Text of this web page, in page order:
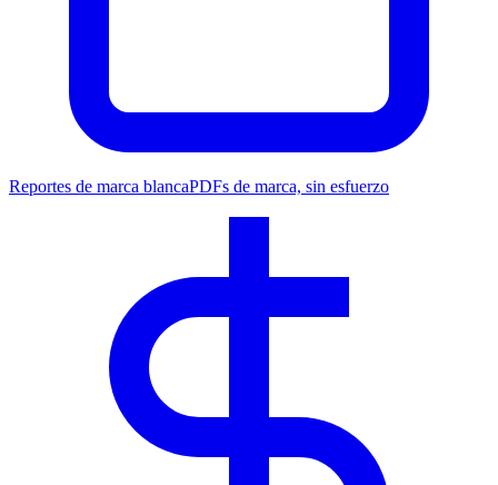
Reportes de marca blancaPDFs de marca, sin esfuerzo